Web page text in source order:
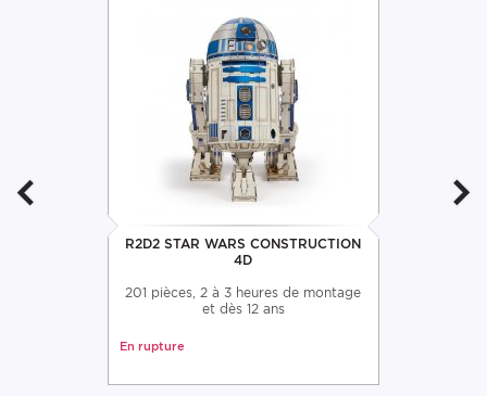
R2D2 STAR WARS CONSTRUCTION
4D
201 pièces, 2 à 3 heures de montage
et dès 12 ans
En rupture